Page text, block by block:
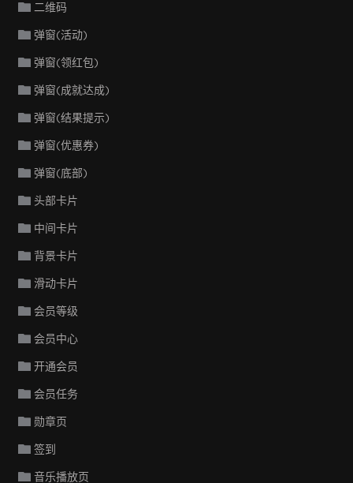
二维码
弹窗(活动)
弹窗(领红包)
弹窗(成就达成)
弹窗(结果提示)
弹窗(优惠券)
弹窗(底部)
头部卡片
中间卡片
背景卡片
滑动卡片
会员等级
会员中心
开通会员
会员任务
勋章页
签到
音乐播放页